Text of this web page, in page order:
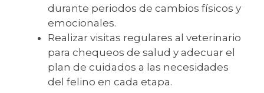
durante periodos de cambios físicos y
emocionales.
Realizar visitas regulares al veterinario
para chequeos de salud y adecuar el
plan de cuidados a las necesidades
del felino en cada etapa.